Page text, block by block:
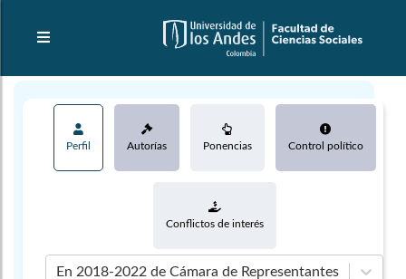
Perfil Autorías Ponencias Control político
Conflictos de interés
En 2018-2022 de Cámara de Representantes